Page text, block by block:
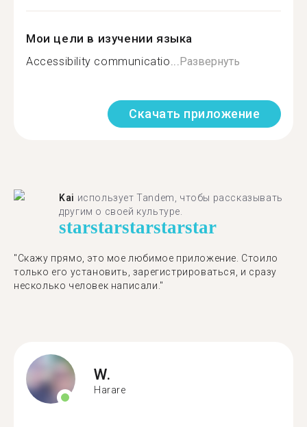
Мои цели в изучении языка
Accessibility communicatio...Развернуть
Скачать приложение
Kai использует Tandem, чтобы рассказывать
другим о своей культуре.
starstarstarstarstar
"Скажу прямо, это мое любимое приложение. Стоило
только его установить, зарегистрироваться, и сразу
несколько человек написали."
W.
Harare